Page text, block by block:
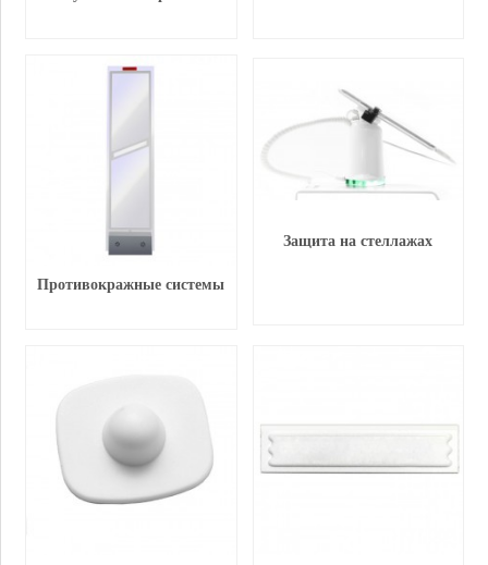
Противокражные системы
Защита на стеллажах